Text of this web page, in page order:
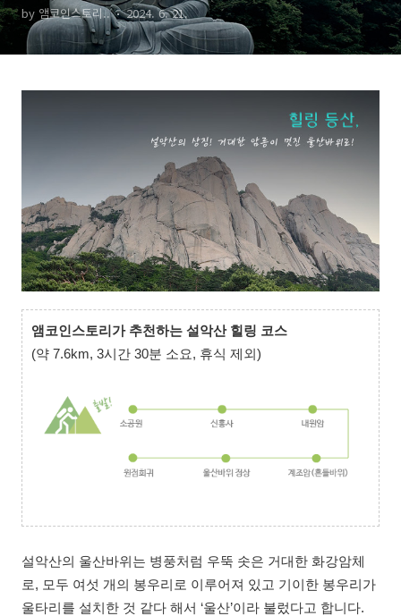
by 앰코인스토리.. 2024. 6. 21.
앰코인스토리가 추천하는 설악산 힐링 코스
(약 7.6km, 3시간 30분 소요, 휴식 제외)
설악산의 울산바위는 병풍처럼 우뚝 솟은 거대한 화강암체
로, 모두 여섯 개의 봉우리로 이루어져 있고 기이한 봉우리가
울타리를 설치한 것 같다 해서 ‘울산’이라 불렀다고 합니다.